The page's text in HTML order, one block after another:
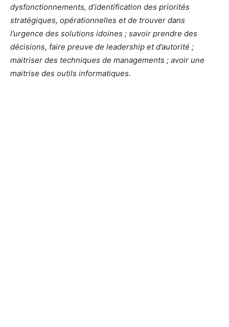
dysfonctionnements, d’identification des priorités
stratégiques, opérationnelles et de trouver dans
l’urgence des solutions idoines ; savoir prendre des
décisions, faire preuve de leadership et d’autorité ;
maitriser des techniques de managements ; avoir une
maitrise des outils informatiques.